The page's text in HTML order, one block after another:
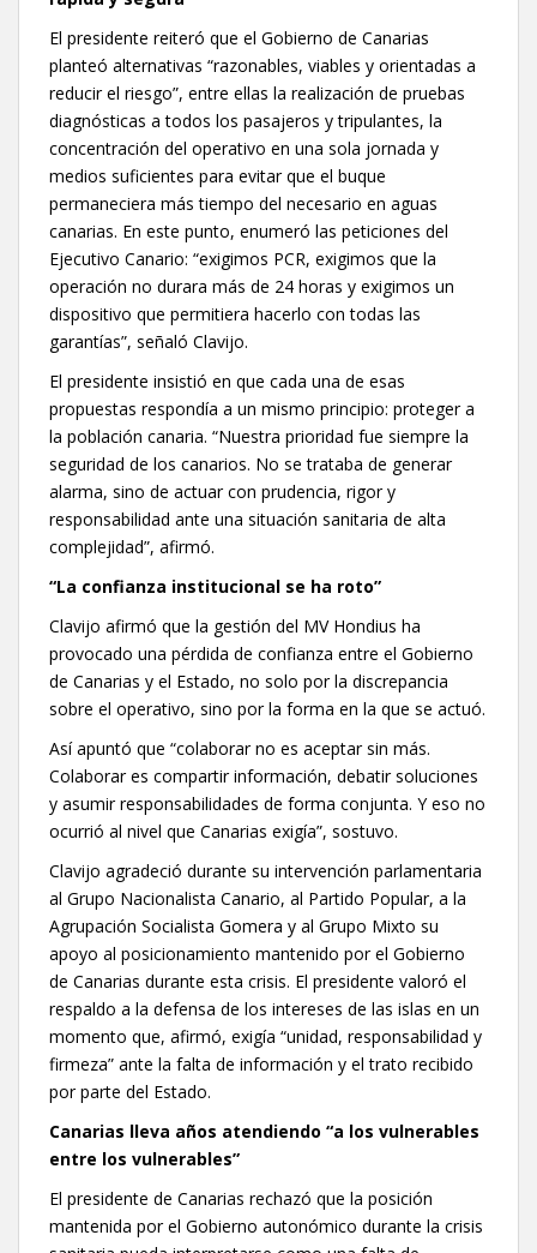
El presidente reiteró que el Gobierno de Canarias
planteó alternativas “razonables, viables y orientadas a
reducir el riesgo”, entre ellas la realización de pruebas
diagnósticas a todos los pasajeros y tripulantes, la
concentración del operativo en una sola jornada y
medios suficientes para evitar que el buque
permaneciera más tiempo del necesario en aguas
canarias. En este punto, enumeró las peticiones del
Ejecutivo Canario: “exigimos PCR, exigimos que la
operación no durara más de 24 horas y exigimos un
dispositivo que permitiera hacerlo con todas las
garantías”, señaló Clavijo.
El presidente insistió en que cada una de esas
propuestas respondía a un mismo principio: proteger a
la población canaria. “Nuestra prioridad fue siempre la
seguridad de los canarios. No se trataba de generar
alarma, sino de actuar con prudencia, rigor y
responsabilidad ante una situación sanitaria de alta
complejidad”, afirmó.
“La confianza institucional se ha roto”
Clavijo afirmó que la gestión del MV Hondius ha
provocado una pérdida de confianza entre el Gobierno
de Canarias y el Estado, no solo por la discrepancia
sobre el operativo, sino por la forma en la que se actuó.
Así apuntó que “colaborar no es aceptar sin más.
Colaborar es compartir información, debatir soluciones
y asumir responsabilidades de forma conjunta. Y eso no
ocurrió al nivel que Canarias exigía”, sostuvo.
Clavijo agradeció durante su intervención parlamentaria
al Grupo Nacionalista Canario, al Partido Popular, a la
Agrupación Socialista Gomera y al Grupo Mixto su
apoyo al posicionamiento mantenido por el Gobierno
de Canarias durante esta crisis. El presidente valoró el
respaldo a la defensa de los intereses de las islas en un
momento que, afirmó, exigía “unidad, responsabilidad y
firmeza” ante la falta de información y el trato recibido
por parte del Estado.
Canarias lleva años atendiendo “a los vulnerables
entre los vulnerables”
El presidente de Canarias rechazó que la posición
mantenida por el Gobierno autonómico durante la crisis